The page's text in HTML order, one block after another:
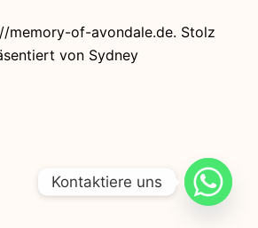
of-avondale.de. Stolz
von Sydney
Kontaktiere uns